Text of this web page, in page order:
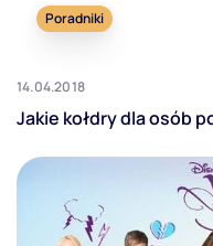
Poradniki
14.04.2018
Jakie kołdry dla osób